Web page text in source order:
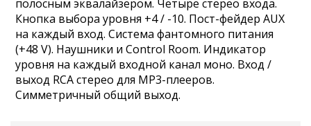
полосным эквалайзером. Четыре стерео входа.
Кнопка выбора уровня +4 / -10. Пост-фейдер AUX
на каждый вход. Система фантомного питания
(+48 V). Наушники и Control Room. Индикатор
уровня на каждый входной канал моно. Вход /
выход RCA стерео для MP3-плееров.
Симметричный общий выход.